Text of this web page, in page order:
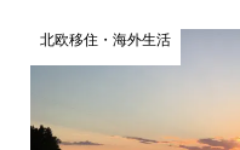
北欧移住・海外生活